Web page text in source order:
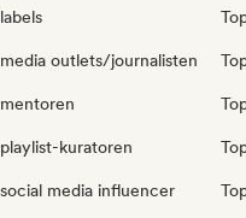
outlets/journalisten
kuratoren
media influencer